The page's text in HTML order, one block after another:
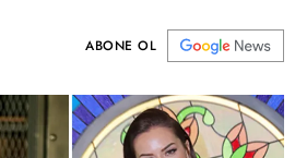
ABONE OL